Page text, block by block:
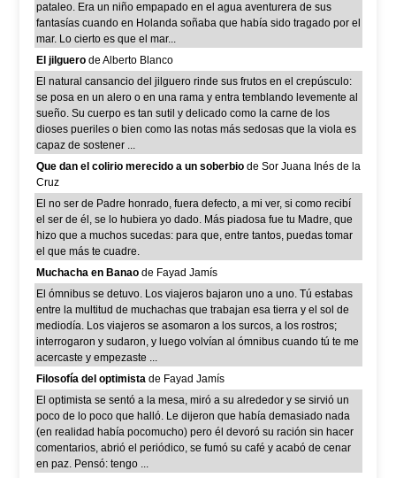
pataleo. Era un niño empapado en el agua aventurera de sus
fantasías cuando en Holanda soñaba que había sido tragado por el
mar. Lo cierto es que el mar...
El jilguero de Alberto Blanco
El natural cansancio del jilguero rinde sus frutos en el crepúsculo:
se posa en un alero o en una rama y entra temblando levemente al
sueño. Su cuerpo es tan sutil y delicado como la carne de los
dioses pueriles o bien como las notas más sedosas que la viola es
capaz de sostener ...
Que dan el colirio merecido a un soberbio de Sor Juana Inés de la
Cruz
El no ser de Padre honrado, fuera defecto, a mi ver, si como recibí
el ser de él, se lo hubiera yo dado. Más piadosa fue tu Madre, que
hizo que a muchos sucedas: para que, entre tantos, puedas tomar
el que más te cuadre.
Muchacha en Banao de Fayad Jamís
El ómnibus se detuvo. Los viajeros bajaron uno a uno. Tú estabas
entre la multitud de muchachas que trabajan esa tierra y el sol de
mediodía. Los viajeros se asomaron a los surcos, a los rostros;
interrogaron y sudaron, y luego volvían al ómnibus cuando tú te me
acercaste y empezaste ...
Filosofía del optimista de Fayad Jamís
El optimista se sentó a la mesa, miró a su alrededor y se sirvió un
poco de lo poco que halló. Le dijeron que había demasiado nada
(en realidad había pocomucho) pero él devoró su ración sin hacer
comentarios, abrió el periódico, se fumó su café y acabó de cenar
en paz. Pensó: tengo ...